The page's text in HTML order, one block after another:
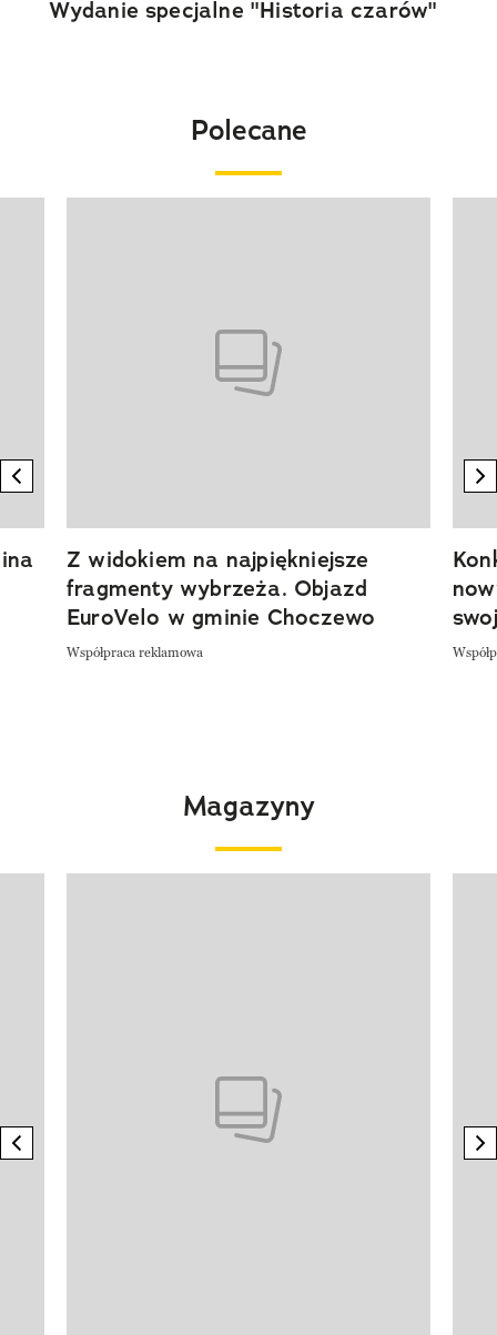
Wydanie specjalne "Historia czarów"
Polecane
previous element
Z widokiem na najpiękniejsze
fragmenty wybrzeża. Objazd
EuroVelo w gminie Choczewo
Współpraca reklamowa
Magazyny
previous element